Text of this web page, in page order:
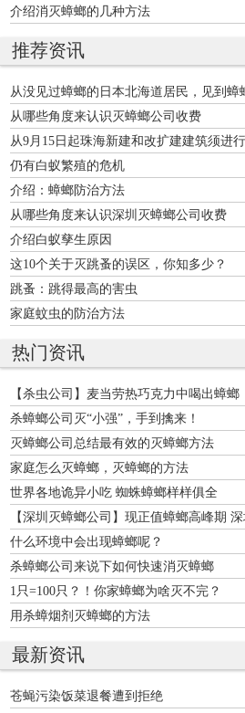
介绍消灭蟑螂的几种方法
推荐资讯
从没见过蟑螂的日本北海道居民，见到蟑
从哪些角度来认识灭蟑螂公司收费
从9月15日起珠海新建和改扩建建筑须进
仍有白蚁繁殖的危机
介绍：蟑螂防治方法
从哪些角度来认识深圳灭蟑螂公司收费
介绍白蚁孳生原因
这10个关于灭跳蚤的误区，你知多少？
跳蚤：跳得最高的害虫
家庭蚊虫的防治方法
热门资讯
【杀虫公司】麦当劳热巧克力中喝出蟑螂
杀蟑螂公司灭“小强”，手到擒来！
灭蟑螂公司总结最有效的灭蟑螂方法
家庭怎么灭蟑螂，灭蟑螂的方法
世界各地诡异小吃 蜘蛛蟑螂样样俱全
【深圳灭蟑螂公司】现正值蟑螂高峰期
什么环境中会出现蟑螂呢？
杀蟑螂公司来说下如何快速消灭蟑螂
1只=100只？！你家蟑螂为啥灭不完？
用杀蟑烟剂灭蟑螂的方法
最新资讯
苍蝇污染饭菜退餐遭到拒绝